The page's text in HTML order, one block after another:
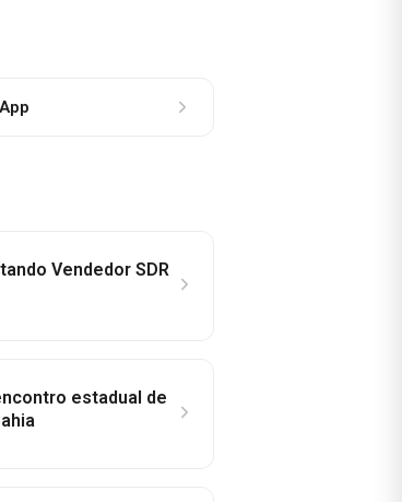
Vendedor SDR
estadual de